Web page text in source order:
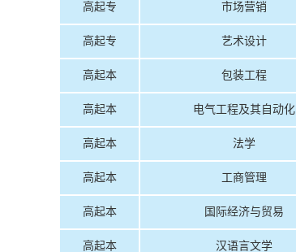
高起专 市场营销
高起专 艺术设计
高起本 包装工程
高起本 电气工程及其自动化
高起本 法学
高起本 工商管理
高起本 国际经济与贸易
高起本 汉语言文学